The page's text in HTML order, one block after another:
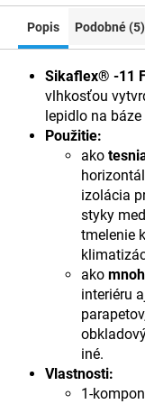
Popis Podobné (5)
Sikaflex® -11
vlhkosťou
lepidlo na
Použitie:
ako
izolácia
styky
tmelenie
ako
interiéru
iné.
Vlastnosti:
1-